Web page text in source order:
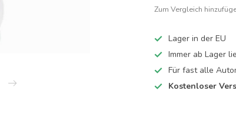
Zum Vergleich
Lager in der EU
Immer ab Lager
Für fast alle
Kostenloser